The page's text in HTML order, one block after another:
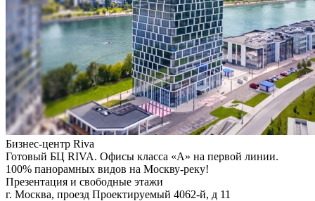
Бизнес-центр Riva
Готовый БЦ RIVA. Офисы класса «А» на первой линии.
100% панорамных видов на Москву-реку!
Презентация и свободные этажи
г. Москва, проезд Проектируемый 4062-й, д 11